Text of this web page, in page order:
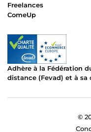
Freelances
ComeUp
Adhère à la Fédération
distance (Fevad) et à sa
©